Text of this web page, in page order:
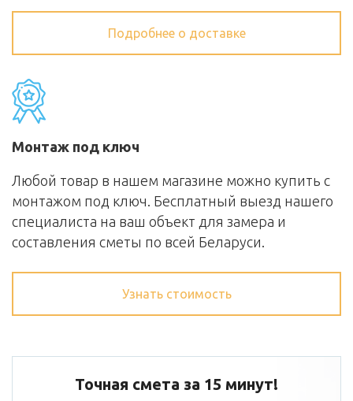
Подробнее о доставке
Монтаж под ключ
Любой товар в нашем магазине можно купить с
монтажом под ключ. Бесплатный выезд нашего
специалиста на ваш объект для замера и
составления сметы по всей Беларуси.
Узнать стоимость
Точная смета за 15 минут!